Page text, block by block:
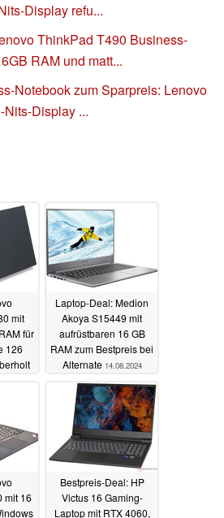
Display refu...
ThinkPad T490 Business-
RAM und matt...
Notebook zum Sparpreis: Lenovo
Display ...
mit
für
126
Laptop-Deal: Medion
Akoya S15449 mit
aufrüstbaren 16 GB
RAM zum Bestpreis bei
Alternate 14.08.2024
mit 16
Bestpreis-Deal: HP
Victus 16 Gaming-
Laptop mit RTX 4060,